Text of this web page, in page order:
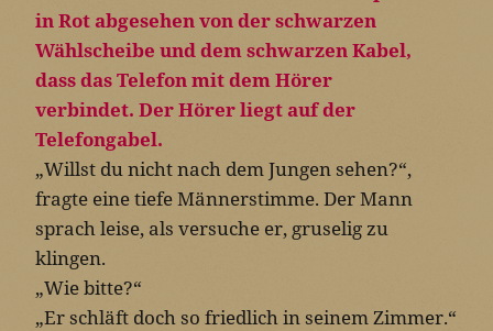
„Willst du nicht nach dem Jungen sehen?“,
fragte eine tiefe Männerstimme. Der Mann
sprach leise, als versuche er, gruselig zu
klingen.
„Wie bitte?“
„Er schläft doch so friedlich in seinem Zimmer.“